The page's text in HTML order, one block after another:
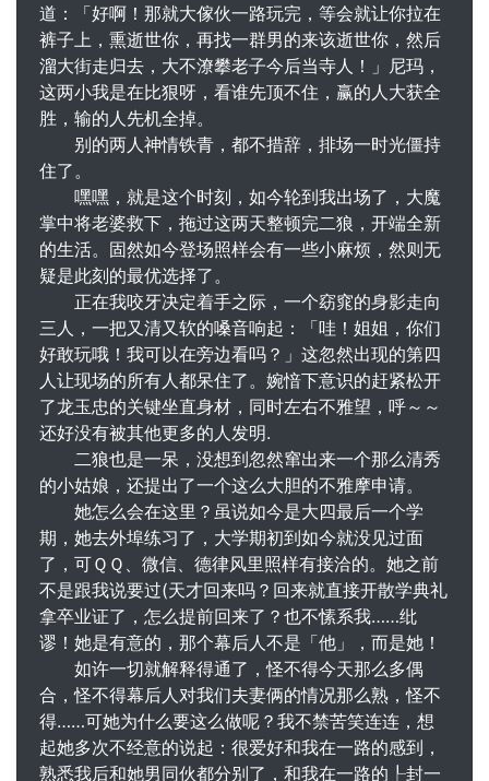
道：「好啊！那就大傢伙一路玩完，等会就让你拉在
裤子上，熏逝世你，再找一群男的来该逝世你，然后
溜大街走归去，大不潦攀老子今后当寺人！」尼玛，
这两小我是在比狠呀，看谁先顶不住，赢的人大获全
胜，输的人先机全掉。
别的两人神情铁青，都不措辞，排场一时光僵持
住了。
嘿嘿，就是这个时刻，如今轮到我出场了，大魔
掌中将老婆救下，拖过这两天整顿完二狼，开端全新
的生活。固然如今登场照样会有一些小麻烦，然则无
疑是此刻的最优选择了。
正在我咬牙决定着手之际，一个窈窕的身影走向
三人，一把又清又软的嗓音响起：「哇！姐姐，你们
好敢玩哦！我可以在旁边看吗？」这忽然出现的第四
人让现场的所有人都呆住了。婉愔下意识的赶紧松开
了龙玉忠的关键坐直身材，同时左右不雅望，呼～～
还好没有被其他更多的人发明.
二狼也是一呆，没想到忽然窜出来一个那么清秀
的小姑娘，还提出了一个这么大胆的不雅摩申请。
她怎么会在这里？虽说如今是大四最后一个学
期，她去外埠练习了，大学期初到如今就没见过面
了，可ＱＱ、微信、德律风里照样有接洽的。她之前
不是跟我说要过(天才回来吗？回来就直接开散学典礼
拿卒业证了，怎么提前回来了？也不愫系我……纰
谬！她是有意的，那个幕后人不是「他」，而是她！
如许一切就解释得通了，怪不得今天那么多偶
合，怪不得幕后人对我们夫妻俩的情况那么熟，怪不
得……可她为什么要这么做呢？我不禁苦笑连连，想
起她多次不经意的说起：很爱好和我在一路的感到，
熟悉我后和她男同伙都分别了，和我在一路的┞封一